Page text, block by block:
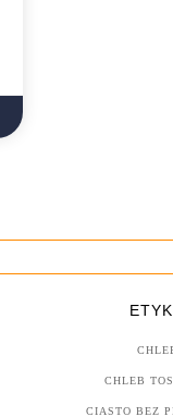
CHLEB
CIASTO BEZ